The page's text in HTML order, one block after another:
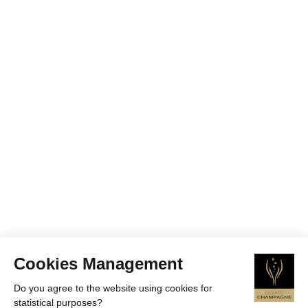
Cookies Management
Do you agree to the website using cookies for
statistical purposes?